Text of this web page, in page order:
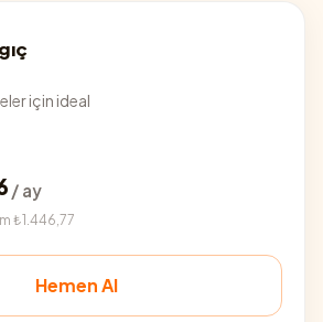
için ideal
/ ay
₺1.446,77
Hemen Al